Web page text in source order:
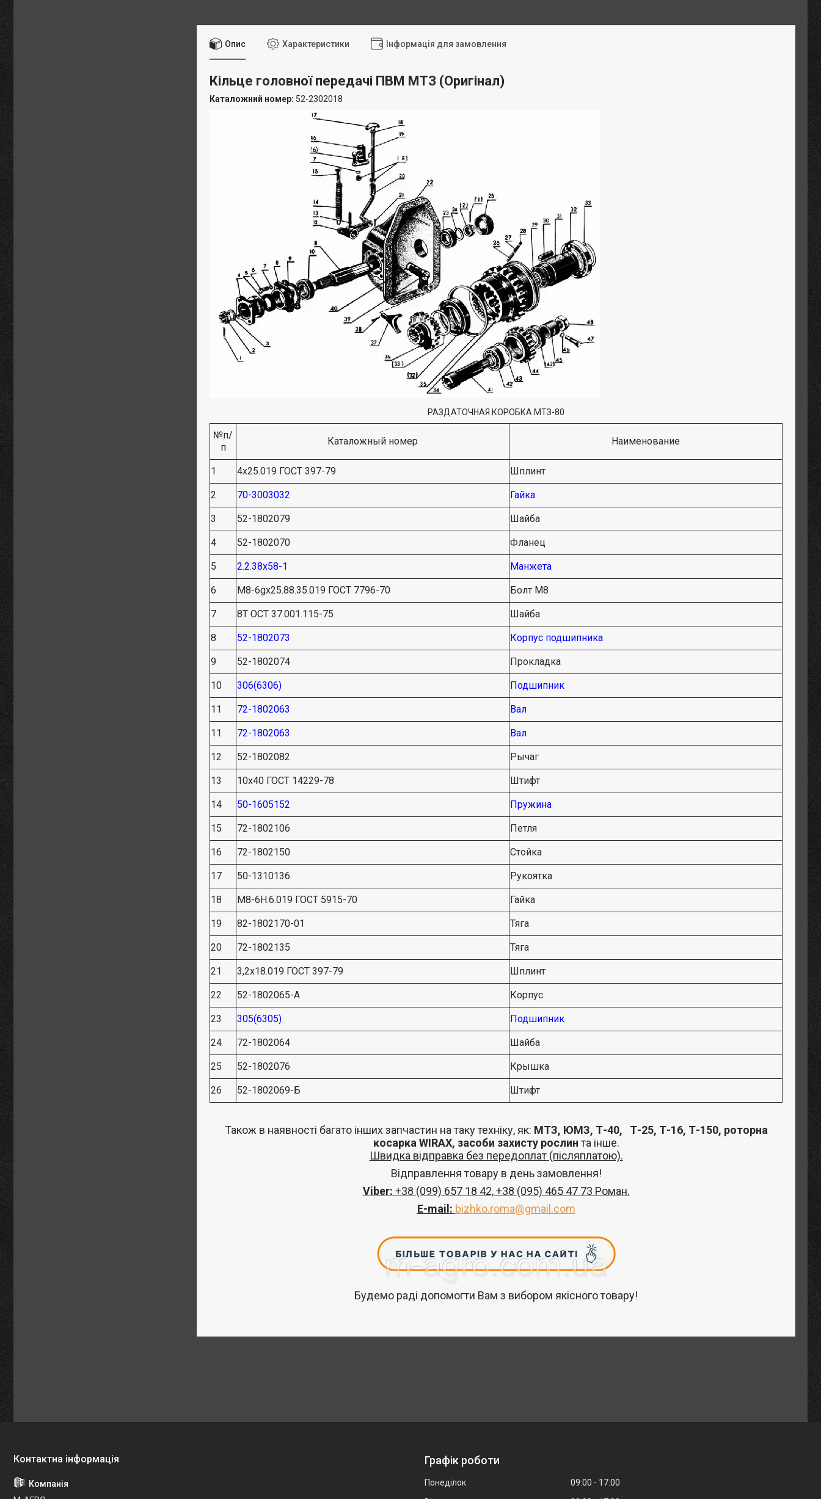
Опис Характеристики Інформація для замовлення
Кільце головної передачі ПВМ МТЗ (Оригінал)
Каталожний номер: 52-2302018
РАЗДАТОЧНАЯ КОРОБКА МТЗ-80
№п/
п
Каталожный номер Наименование
1 4х25.019 ГОСТ 397-79 Шплинт
2 70-3003032 Гайка
3 52-1802079 Шайба
4 52-1802070 Фланец
5 2.2.38х58-1 Манжета
6 М8-6gх25.88.35.019 ГОСТ 7796-70 Болт М8
7 8Т ОСТ 37.001.115-75 Шайба
8 52-1802073 Корпус подшипника
9 52-1802074 Прокладка
10 306(6306) Подшипник
11 72-1802063 Вал
11 72-1802063 Вал
12 52-1802082 Рычаг
13 10х40 ГОСТ 14229-78 Штифт
14 50-1605152 Пружина
15 72-1802106 Петля
16 72-1802150 Стойка
17 50-1310136 Рукоятка
18 М8-6Н.6.019 ГОСТ 5915-70 Гайка
19 82-1802170-01 Тяга
20 72-1802135 Тяга
21 3,2х18.019 ГОСТ 397-79 Шплинт
22 52-1802065-А Корпус
23 305(6305) Подшипник
24 72-1802064 Шайба
25 52-1802076 Крышка
26 52-1802069-Б Штифт
Також в наявності багато інших запчастин на таку техніку, як: МТЗ, ЮМЗ, Т-40,
Т-25, Т-16, Т-150, роторна
косарка WIRAX, засоби захисту рослинта інше.
Швидка відправка без передоплат (післяплатою).
Відправлення товару в день замовлення!
Viber: +38 (099) 657 18 42,+38 (095) 465 47 73 Роман.
E-mail : bizhko.roma@gmail.com
Будемо раді допомогти Вам з вибором якісного товару!
Графік роботи
Понеділок 09:00
17:00